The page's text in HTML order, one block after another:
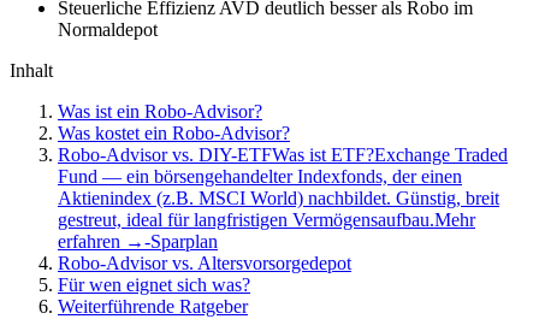
Steuerliche Effizienz AVD deutlich besser als Robo im
Normaldepot
Inhalt
Was ist ein Robo-Advisor?
Was kostet ein Robo-Advisor?
Robo-Advisor vs. DIY-ETFWas ist ETF?Exchange Traded
Fund — ein börsengehandelter Indexfonds, der einen
Aktienindex (z.B. MSCI World) nachbildet. Günstig, breit
gestreut, ideal für langfristigen Vermögensaufbau.Mehr
erfahren →-Sparplan
Robo-Advisor vs. Altersvorsorgedepot
Für wen eignet sich was?
Weiterführende Ratgeber